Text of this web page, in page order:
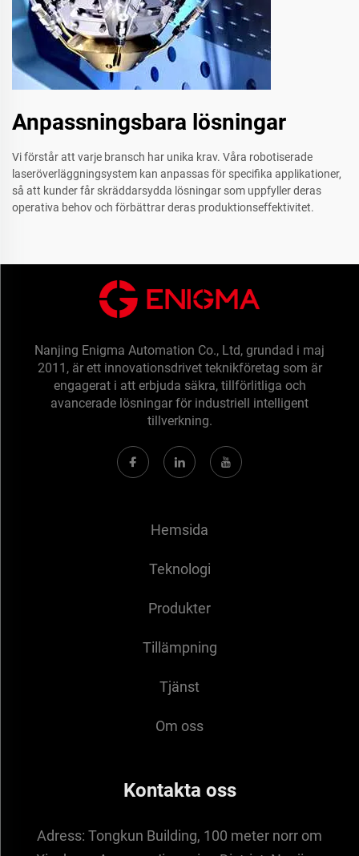
Anpassningsbara lösningar
Vi förstår att varje bransch har unika krav. Våra robotiserade
laseröverläggningsystem kan anpassas för specifika applikationer,
så att kunder får skräddarsydda lösningar som uppfyller deras
operativa behov och förbättrar deras produktionseffektivitet.
Nanjing Enigma Automation Co., Ltd, grundad i maj
2011, är ett innovationsdrivet teknikföretag som är
engagerat i att erbjuda säkra, tillförlitliga och
avancerade lösningar för industriell intelligent
tillverkning.
Hemsida
Teknologi
Produkter
Tillämpning
Tjänst
Om oss
Kontakta oss
Adress: Tongkun Building, 100 meter norr om